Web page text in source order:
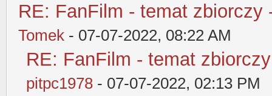
RE: FanFilm - temat zbiorczy
Tomek - 07-07-2022, 08:22 AM
RE: FanFilm - temat
pitpc1978 - 07-07-2022, 02:13 PM